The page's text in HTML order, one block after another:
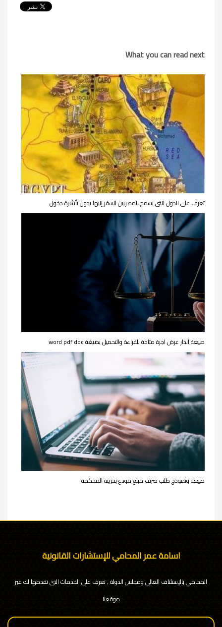
What you can read next
تعرف على الدول التى يسمح للمصريين السفر إليها بدون تأشيرة دخول
صيغة انذار عرض اجرة متاحة للقراءة والتحميل بصيغة word pdf doc
صيغة ونموذج طلب صرف مبلغ مودع بخزينة المحكمة
اسامة عمر المحامي للإستشارات القانونية
المحامي بالإستئناف العالى ومجلس الدولة , تعرف على الخدمات التى نقدمها لك عبر
موقعنا